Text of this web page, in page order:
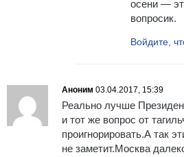
осени —
вопросик.
Войдите,
Аноним 03.04.2017, 15:39
Реально лучше
и тот же вопрос от
проигнорировать.А так
не заметит.Москва